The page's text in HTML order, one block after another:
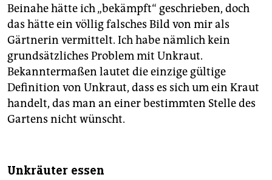
Beinahe hätte ich „bekämpft“ geschrieben, doch
das hätte ein völlig falsches Bild von mir als
Gärtnerin vermittelt. Ich habe nämlich kein
grundsätzliches Problem mit Unkraut.
Bekanntermaßen lautet die einzige gültige
Definition von Unkraut, dass es sich um ein Kraut
handelt, das man an einer bestimmten Stelle des
Gartens nicht wünscht.
Unkräuter essen